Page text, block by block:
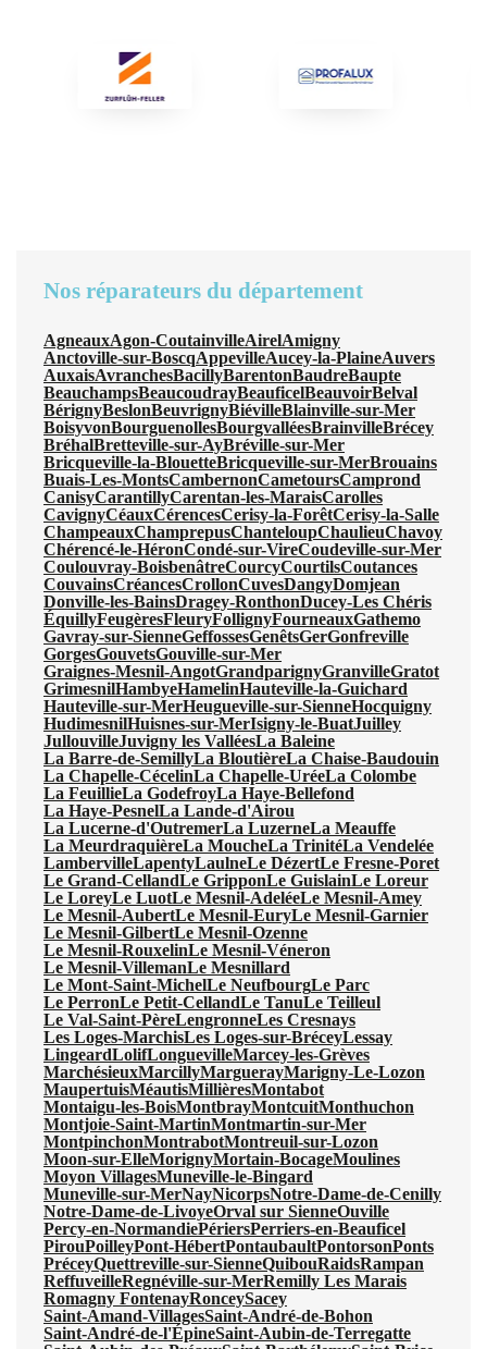
Nos réparateurs du département
AgneauxAgon-CoutainvilleAirelAmigny
Anctoville-sur-BoscqAppevilleAucey-la-PlaineAuvers
AuxaisAvranchesBacillyBarentonBaudreBaupte
BeauchampsBeaucoudrayBeauficelBeauvoirBelval
BérignyBeslonBeuvrignyBiévilleBlainville-sur-Mer
BoisyvonBourguenollesBourgvalléesBrainvilleBrécey
BréhalBretteville-sur-AyBréville-sur-Mer
Bricqueville-la-BlouetteBricqueville-sur-MerBrouains
Buais-Les-MontsCambernonCametoursCamprond
CanisyCarantillyCarentan-les-MaraisCarolles
CavignyCéauxCérencesCerisy-la-ForêtCerisy-la-Salle
ChampeauxChamprepusChanteloupChaulieuChavoy
Chérencé-le-HéronCondé-sur-VireCoudeville-sur-Mer
Coulouvray-BoisbenâtreCourcyCourtilsCoutances
CouvainsCréancesCrollonCuvesDangyDomjean
Donville-les-BainsDragey-RonthonDucey-Les Chéris
ÉquillyFeugèresFleuryFollignyFourneauxGathemo
Gavray-sur-SienneGeffossesGenêtsGerGonfreville
GorgesGouvetsGouville-sur-Mer
Graignes-Mesnil-AngotGrandparignyGranvilleGratot
GrimesnilHambyeHamelinHauteville-la-Guichard
Hauteville-sur-MerHeugueville-sur-SienneHocquigny
HudimesnilHuisnes-sur-MerIsigny-le-BuatJuilley
JullouvilleJuvigny les ValléesLa Baleine
La Barre-de-SemillyLa BloutièreLa Chaise-Baudouin
La Chapelle-CécelinLa Chapelle-UréeLa Colombe
La FeuillieLa GodefroyLa Haye-Bellefond
La Haye-PesnelLa Lande-d'Airou
La Lucerne-d'OutremerLa LuzerneLa Meauffe
La MeurdraquièreLa MoucheLa TrinitéLa Vendelée
LambervilleLapentyLaulneLe DézertLe Fresne-Poret
Le Grand-CellandLe GripponLe GuislainLe Loreur
Le LoreyLe LuotLe Mesnil-AdeléeLe Mesnil-Amey
Le Mesnil-AubertLe Mesnil-EuryLe Mesnil-Garnier
Le Mesnil-GilbertLe Mesnil-Ozenne
Le Mesnil-RouxelinLe Mesnil-Véneron
Le Mesnil-VillemanLe Mesnillard
Le Mont-Saint-MichelLe NeufbourgLe Parc
Le PerronLe Petit-CellandLe TanuLe Teilleul
Le Val-Saint-PèreLengronneLes Cresnays
Les Loges-MarchisLes Loges-sur-BréceyLessay
LingeardLolifLonguevilleMarcey-les-Grèves
MarchésieuxMarcillyMarguerayMarigny-Le-Lozon
MaupertuisMéautisMillièresMontabot
Montaigu-les-BoisMontbrayMontcuitMonthuchon
Montjoie-Saint-MartinMontmartin-sur-Mer
MontpinchonMontrabotMontreuil-sur-Lozon
Moon-sur-ElleMorignyMortain-BocageMoulines
Moyon VillagesMuneville-le-Bingard
Muneville-sur-MerNayNicorpsNotre-Dame-de-Cenilly
Notre-Dame-de-LivoyeOrval sur SienneOuville
Percy-en-NormandiePériersPerriers-en-Beauficel
PirouPoilleyPont-HébertPontaubaultPontorsonPonts
PréceyQuettreville-sur-SienneQuibouRaidsRampan
ReffuveilleRegnéville-sur-MerRemilly Les Marais
Romagny FontenayRonceySacey
Saint-Amand-VillagesSaint-André-de-Bohon
Saint-André-de-l'ÉpineSaint-Aubin-de-Terregatte